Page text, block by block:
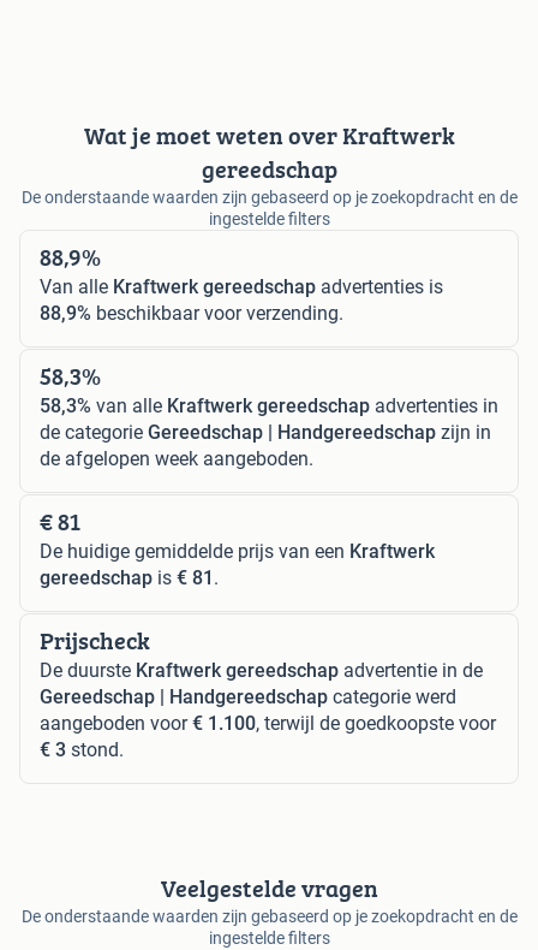
Wat je moet weten over Kraftwerk
gereedschap
De onderstaande waarden zijn gebaseerd op je zoekopdracht en de
ingestelde filters
88,9%
Van alle Kraftwerk gereedschap advertenties is
88,9% beschikbaar voor verzending.
58,3%
58,3% van alle Kraftwerk gereedschap advertenties in
de categorie Gereedschap | Handgereedschap zijn in
de afgelopen week aangeboden.
€ 81
De huidige gemiddelde prijs van een Kraftwerk
gereedschap is € 81 .
Prijscheck
De duurste Kraftwerk gereedschap advertentie in de
Gereedschap | Handgereedschap categorie werd
aangeboden voor€ 1.100, terwijl de goedkoopste voor
€ 3 stond.
Veelgestelde vragen
De onderstaande waarden zijn gebaseerd op je zoekopdracht en de
ingestelde filters